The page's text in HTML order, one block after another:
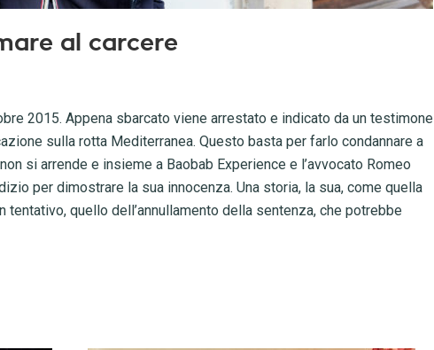
al carcere
2015. Appena sbarcato viene arrestato e indicato da un testimone
sulla rotta Mediterranea. Questo basta per farlo condannare a
si arrende e insieme a Baobab Experience e l’avvocato Romeo
per dimostrare la sua innocenza. Una storia, la sua, come quella
quello dell’annullamento della sentenza, che potrebbe